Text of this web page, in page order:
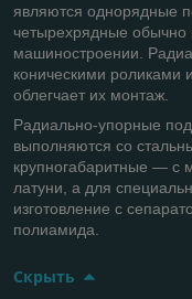
являются однорядные
четырехрядные
машиностроении.
коническими роликами
облегчает их монтаж.
Радиально-упорные
выполняются со
крупногабаритные — с
латуни, а для
изготовление с
полиамида.
Скрыть